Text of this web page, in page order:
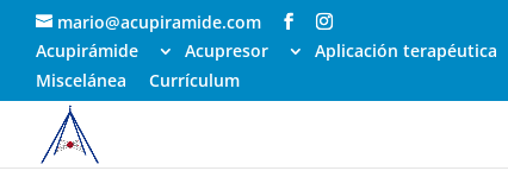
mario@acupiramide.com
Acupirámide
Acupresor Aplicación terapéutica
Miscelánea
Currículum